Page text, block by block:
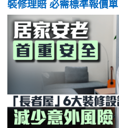
裝修理賠 必需標準報價單